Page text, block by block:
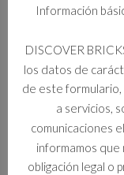
Información
Formato
Set
Información
DISCOVER
los datos de
de este formulario,
a servicios,
comunicaciones
informamos
obligación legal o